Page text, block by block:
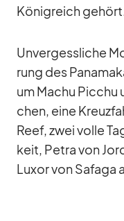
Kö­nig­reich
Un­ver­gess­li­che
rung des
um Ma­chu
chen, eine
Reef, zwei volle
keit, Pe­tra von
Lu­xor von Sa­faga